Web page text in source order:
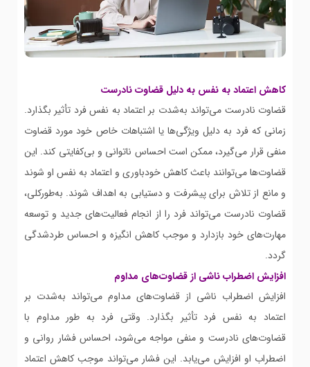
کاهش اعتماد به نفس به دلیل قضاوت نادرست
قضاوت نادرست می‌تواند به‌شدت بر اعتماد به نفس فرد تأثیر بگذارد.
زمانی که فرد به دلیل ویژگی‌ها یا اشتباهات خاص خود مورد قضاوت
منفی قرار می‌گیرد، ممکن است احساس ناتوانی و بی‌کفایتی کند. این
قضاوت‌ها می‌توانند باعث کاهش خودباوری و اعتماد به نفس او شوند
و مانع از تلاش برای پیشرفت و دستیابی به اهداف شوند. به‌طورکلی،
قضاوت نادرست می‌تواند فرد را از انجام فعالیت‌های جدید و توسعه
مهارت‌های خود بازدارد و موجب کاهش انگیزه و احساس طردشدگی
گردد.
افزایش اضطراب ناشی از قضاوت‌های مداوم
افزایش اضطراب ناشی از قضاوت‌های مداوم می‌تواند به‌شدت بر
اعتماد به نفس فرد تأثیر بگذارد. وقتی فرد به طور مداوم با
قضاوت‌های نادرست و منفی مواجه می‌شود، احساس فشار روانی و
اضطراب او افزایش می‌یابد. این فشار می‌تواند موجب کاهش اعتماد